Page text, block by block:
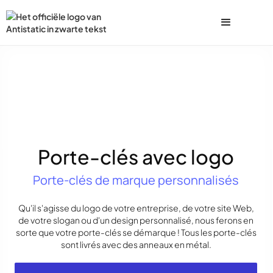
Porte-clés avec logo
Porte-clés de marque personnalisés
Qu'il s'agisse du logo de votre entreprise, de votre site Web,
de votre slogan ou d'un design personnalisé, nous ferons en
sorte que votre porte-clés se démarque ! Tous les porte-clés
sont livrés avec des anneaux en métal.